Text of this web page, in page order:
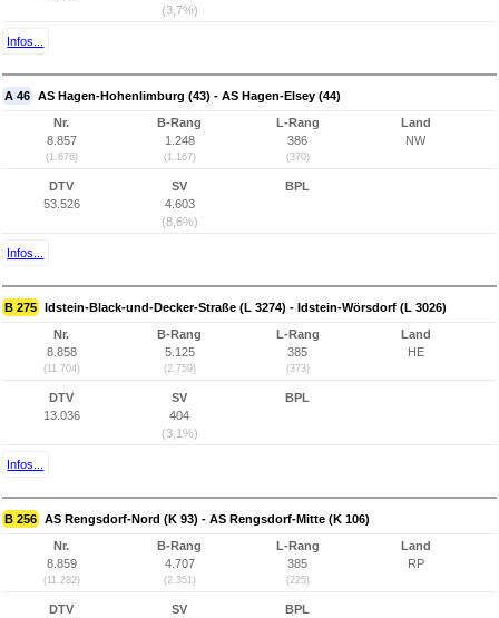
(3,7%)
Infos...
A 46 AS Hagen-Hohenlimburg (43) - AS Hagen-Elsey (44)
Nr.
8.857
(1.676)
B-Rang
1.248
(1.167)
L-Rang
386
(370)
Land
NW
DTV
53.526
SV
4.603
(8,6%)
BPL
Infos...
B 275 Idstein-Black-und-Decker-Straße (L 3274) - Idstein-Wörsdorf (L 3026)
Nr.
8.858
(11.704)
B-Rang
5.125
(2.759)
L-Rang
385
(373)
Land
HE
DTV
13.036
SV
404
(3,1%)
BPL
Infos...
B 256 AS Rengsdorf-Nord (K 93) - AS Rengsdorf-Mitte (K 106)
Nr.
8.859
(11.282)
B-Rang
4.707
(2.351)
L-Rang
385
(225)
Land
RP
DTV
SV
BPL